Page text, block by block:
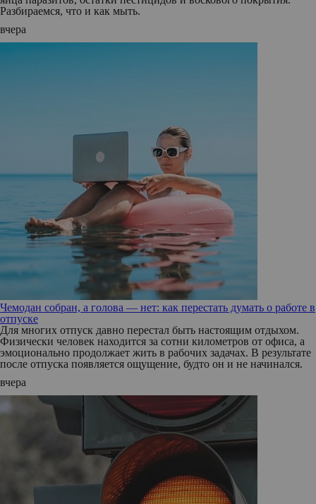
Разбираемся, что и как мыть.
вчера
Чемодан собран, а голова — нет: как перестать думать о работе в
отпуске
Для многих отпуск давно перестал быть настоящим отдыхом.
Физически человек находится за сотни километров от офиса, а
эмоционально продолжает жить в рабочих задачах. В результате
после отпуска появляется ощущение, будто он и не начинался.
вчера